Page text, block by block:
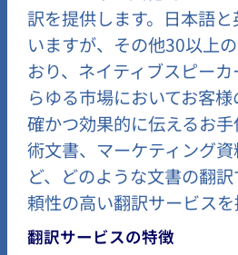
訳を提供します。日本語
いますが、その他30以上
おり、ネイティブスピー
らゆる市場においてお客
確かつ効果的に伝えるお
術文書、マーケティング
ど、どのような文書の翻
頼性の高い翻訳サービスを
翻訳サービスの特徴